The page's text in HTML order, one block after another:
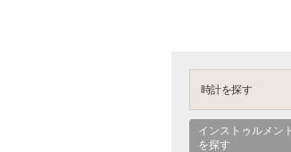
時計を探す
インストゥルメン
を探す